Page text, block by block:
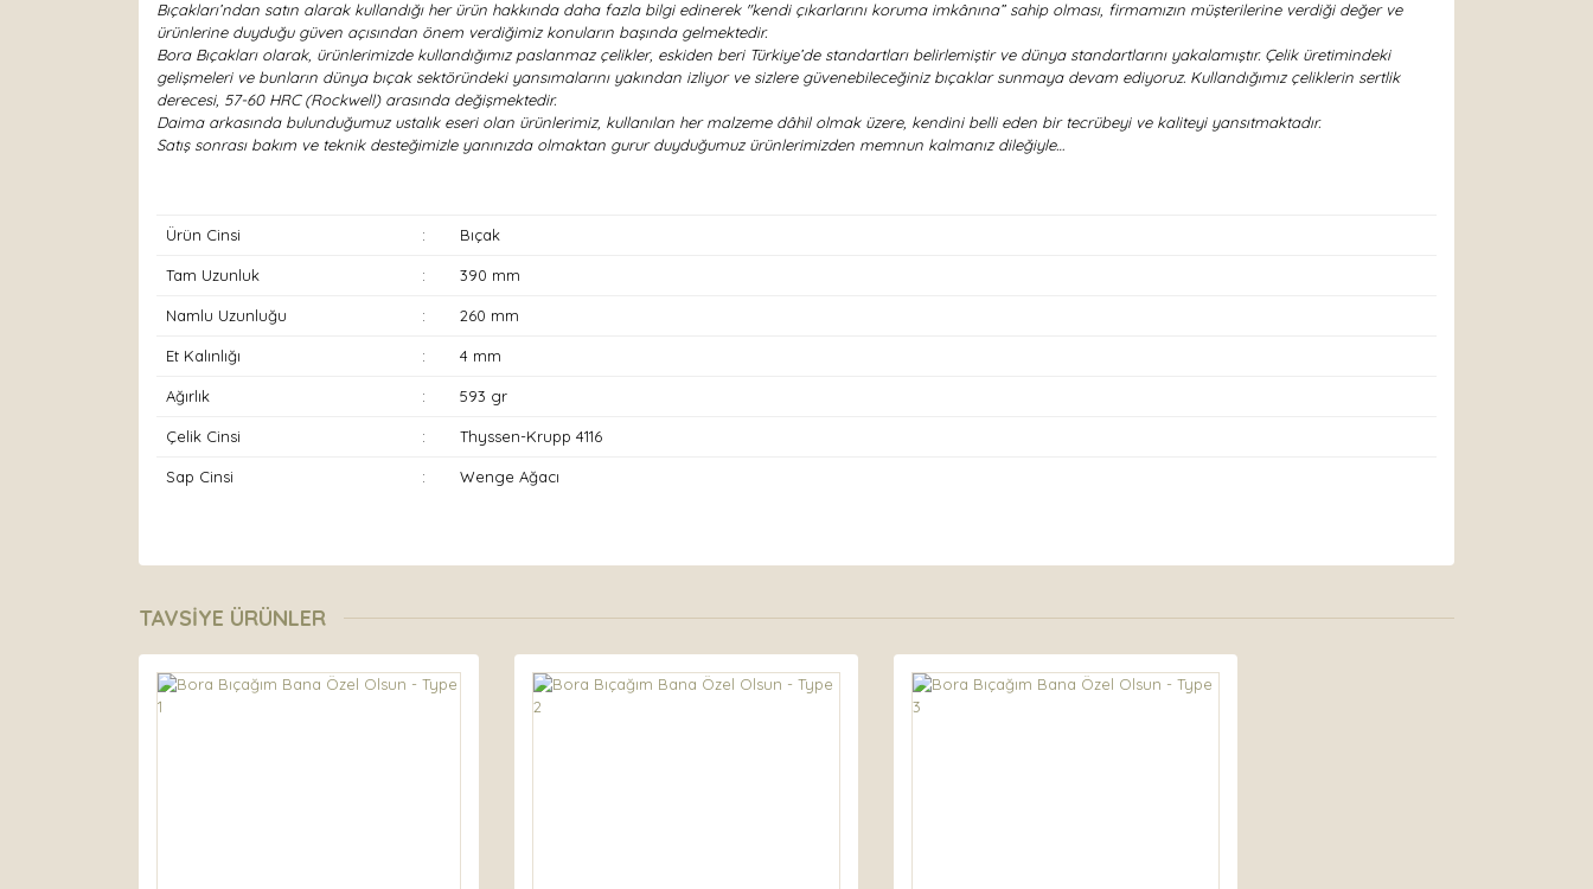
Bıçakları’ndan satın alarak kullandığı her ürün hakkında daha fazla bilgi edinerek "kendi çıkarlarını koruma imkânına” sahip olması, firmamızın müşterilerine verdiği değer ve
ürünlerine duyduğu güven açısından önem verdiğimiz konuların başında gelmektedir.
Bora Bıçakları olarak, ürünlerimizde kullandığımız paslanmaz çelikler, eskiden beri Türkiye’de standartları belirlemiştir ve dünya standartlarını yakalamıştır. Çelik üretimindeki
gelişmeleri ve bunların dünya bıçak sektöründeki yansımalarını yakından izliyor ve sizlere güvenebileceğiniz bıçaklar sunmaya devam ediyoruz. Kullandığımız çeliklerin sertlik
derecesi, 57-60 HRC (Rockwell) arasında değişmektedir.
Daima arkasında bulunduğumuz ustalık eseri olan ürünlerimiz, kullanılan her malzeme dâhil olmak üzere, kendini belli eden bir tecrübeyi ve kaliteyi yansıtmaktadır.
Satış sonrası bakım ve teknik desteğimizle yanınızda olmaktan gurur duyduğumuz ürünlerimizden memnun kalmanız dileğiyle…
Ürün Cinsi : Bıçak
Tam Uzunluk : 390 mm
Namlu Uzunluğu : 260 mm
Et Kalınlığı : 4 mm
Ağırlık : 593 gr
Çelik Cinsi : Thyssen-Krupp 4116
Sap Cinsi : Wenge Ağacı
Ürün açıklamasında eksik bilgiler bulunuyor.
TAVSİYE ÜRÜNLER